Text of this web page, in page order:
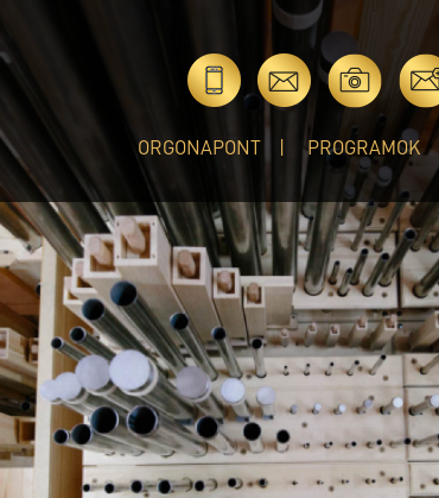
ORGONAPONT PROGRAMOK